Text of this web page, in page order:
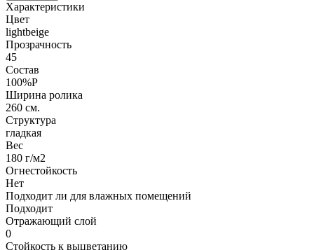
Характеристики
Цвет
lightbeige
Прозрачность
45
Состав
100%P
Ширина ролика
260 см.
Структура
гладкая
Вес
180 г/м2
Огнестойкость
Нет
Подходит ли для влажных помещений
Подходит
Отражающий слой
0
Стойкость к выцветанию